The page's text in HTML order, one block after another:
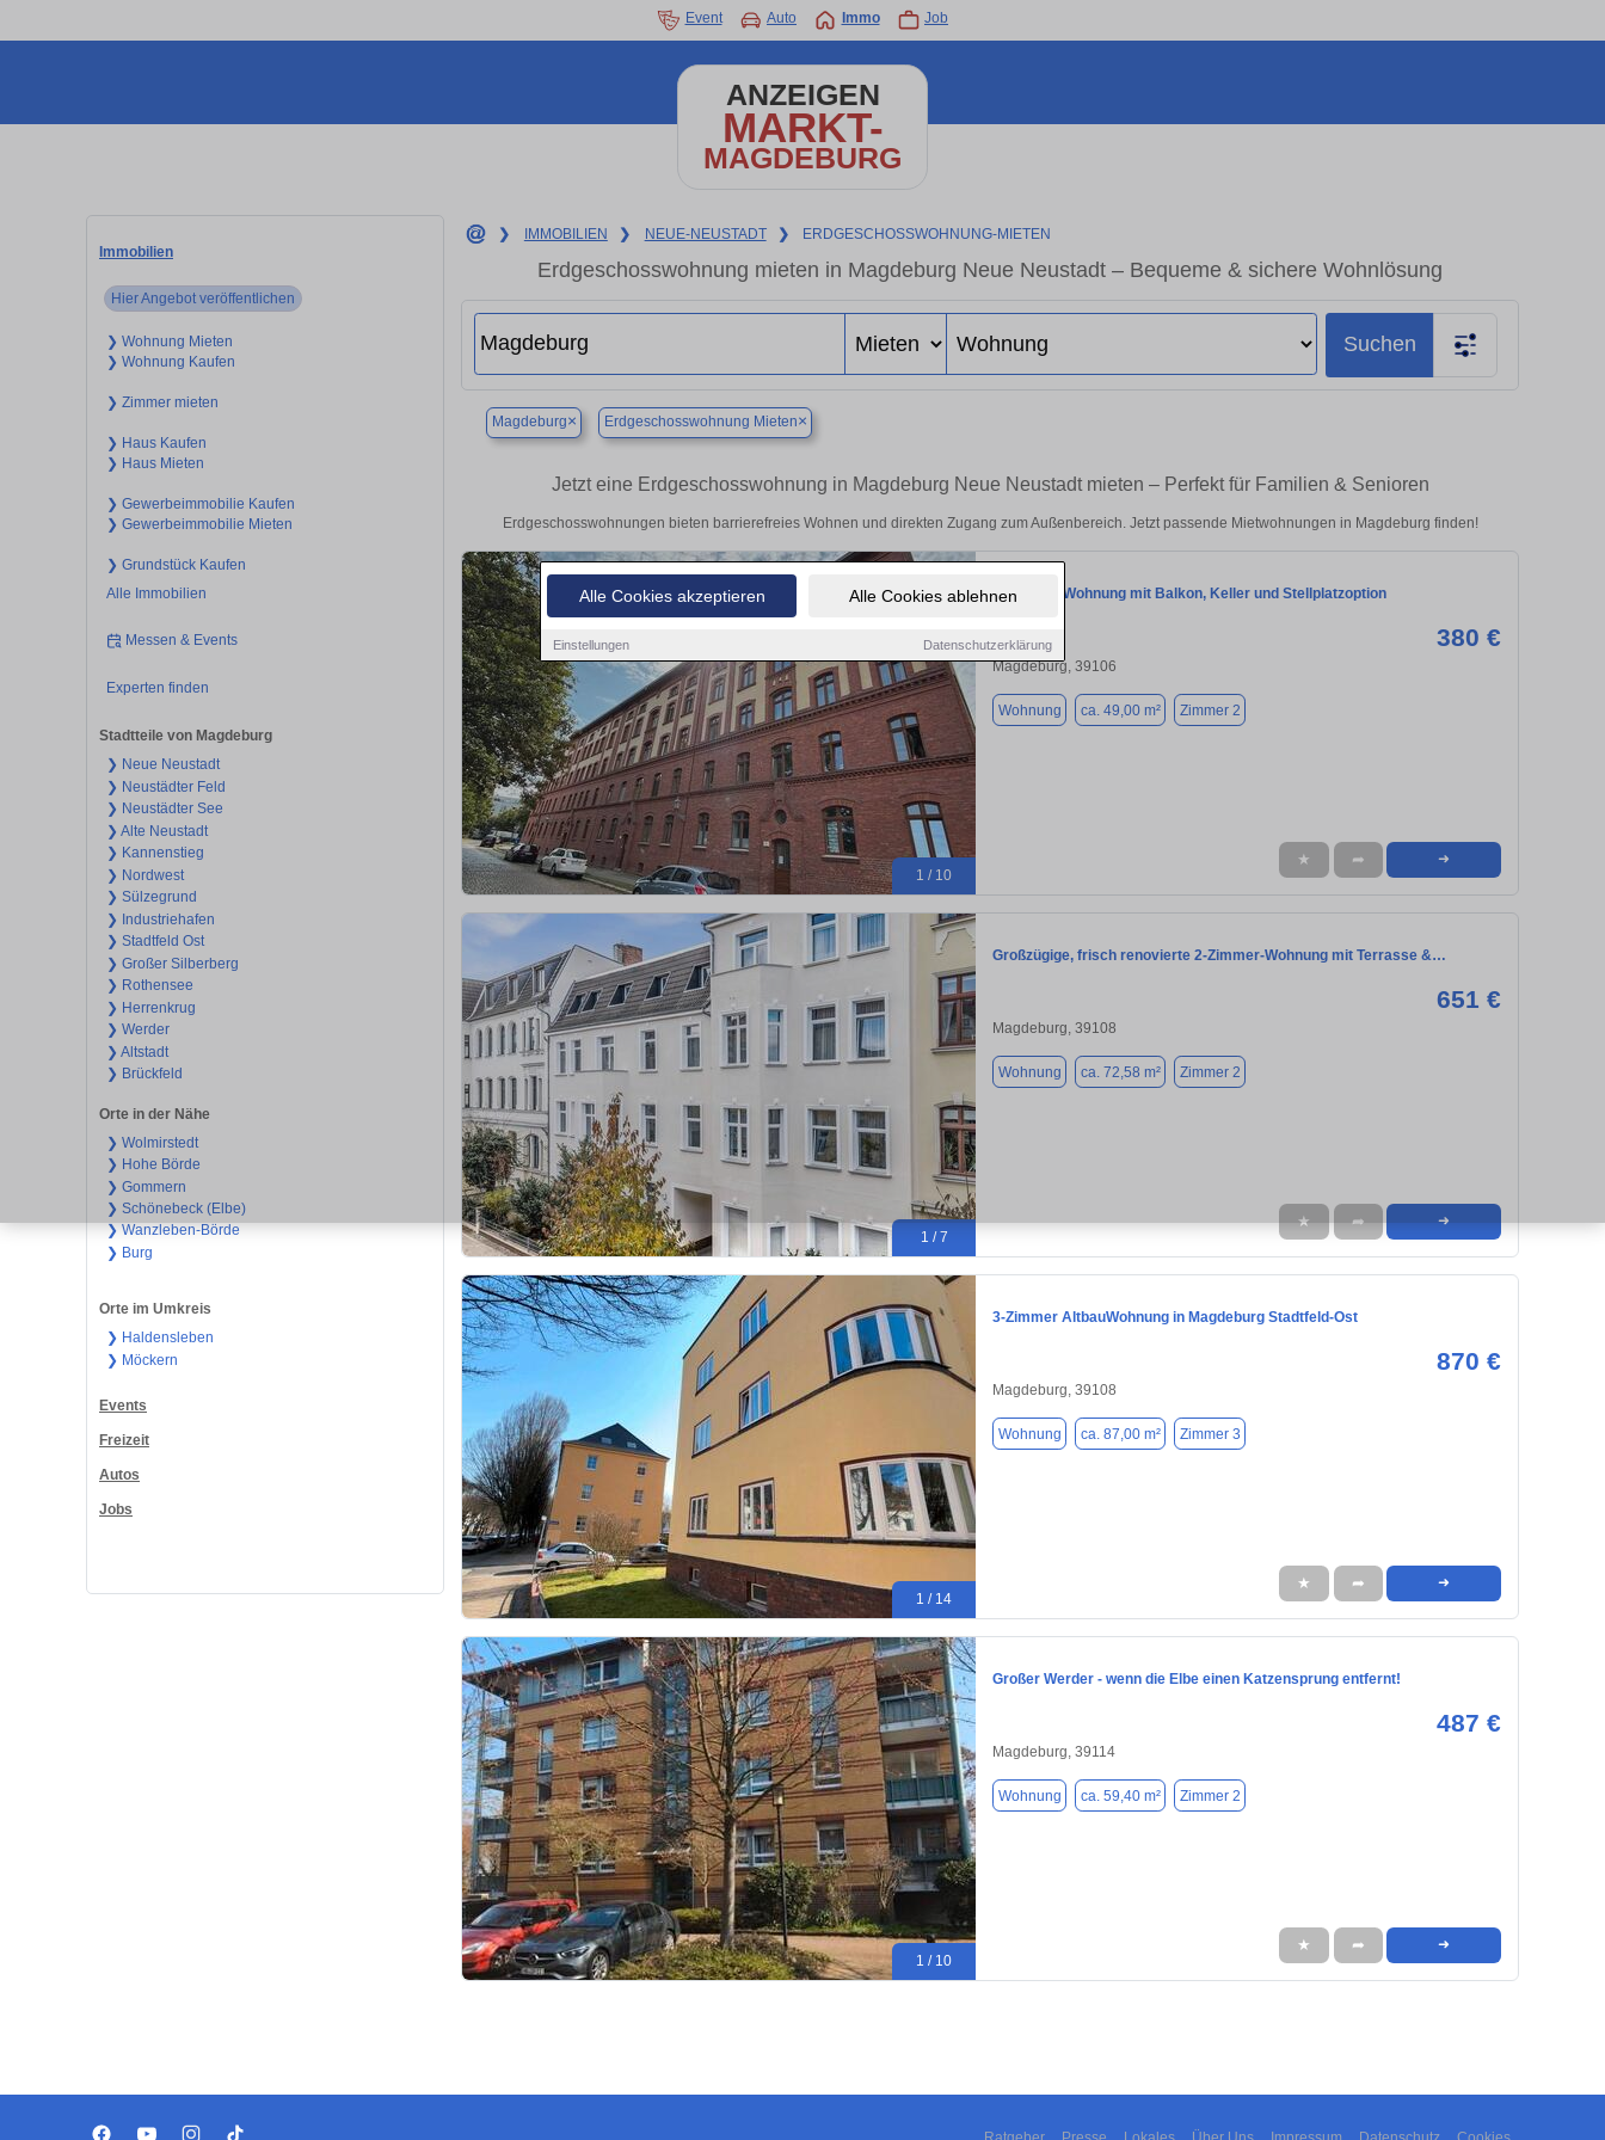
Alle Cookies akzeptieren Alle Cookies ablehnen
Einstellungen Datenschutzerklärung
Event Auto Immo Job
ANZEIGEN
MARKT-
MAGDEBURG
Immobilien
Hier Angebot veröffentlichen
❯ Wohnung Mieten
❯ Wohnung Kaufen
❯ Zimmer mieten
❯ Haus Kaufen
❯ Haus Mieten
❯ Gewerbeimmobilie Kaufen
❯ Gewerbeimmobilie Mieten
❯ Grundstück Kaufen
Alle Immobilien
Messen & Events
Experten finden
Stadtteile von Magdeburg
❯ Neue Neustadt
❯ Neustädter Feld
❯ Neustädter See
❯ Alte Neustadt
❯ Kannenstieg
❯ Nordwest
❯ Sülzegrund
❯ Industriehafen
❯ Stadtfeld Ost
❯ Großer Silberberg
❯ Rothensee
❯ Herrenkrug
❯ Werder
❯ Altstadt
❯ Brückfeld
Orte in der Nähe
❯ Wolmirstedt
❯ Hohe Börde
❯ Gommern
❯ Schönebeck (Elbe)
❯ Wanzleben-Börde
❯ Burg
Orte im Umkreis
❯ Haldensleben
❯ Möckern
Events
Freizeit
Autos
Jobs
❯ IMMOBILIEN ❯ NEUE-NEUSTADT ❯ ERDGESCHOSSWOHNUNG-MIETEN
Erdgeschosswohnung mieten in Magdeburg Neue Neustadt – Bequeme & sichere Wohnlösung
Suchen
Magdeburg× Erdgeschosswohnung Mieten×
Jetzt eine Erdgeschosswohnung in Magdeburg Neue Neustadt mieten – Perfekt für Familien & Senioren
Erdgeschosswohnungen bieten barrierefreies Wohnen und direkten Zugang zum Außenbereich. Jetzt passende Mietwohnungen in Magdeburg finden!
1 / 10
2-Zimmer-Wohnung mit Balkon, Keller und Stellplatzoption
380 €
Magdeburg, 39106
Wohnung ca. 49,00 m² Zimmer 2
★ ➦ ➜
1 / 7
Großzügige, frisch renovierte 2-Zimmer-Wohnung mit Terrasse &…
651 €
Magdeburg, 39108
Wohnung ca. 72,58 m² Zimmer 2
★ ➦ ➜
1 / 14
3-Zimmer AltbauWohnung in Magdeburg Stadtfeld-Ost
870 €
Magdeburg, 39108
Wohnung ca. 87,00 m² Zimmer 3
★ ➦ ➜
1 / 10
Großer Werder - wenn die Elbe einen Katzensprung entfernt!
487 €
Magdeburg, 39114
Wohnung ca. 59,40 m² Zimmer 2
★ ➦ ➜